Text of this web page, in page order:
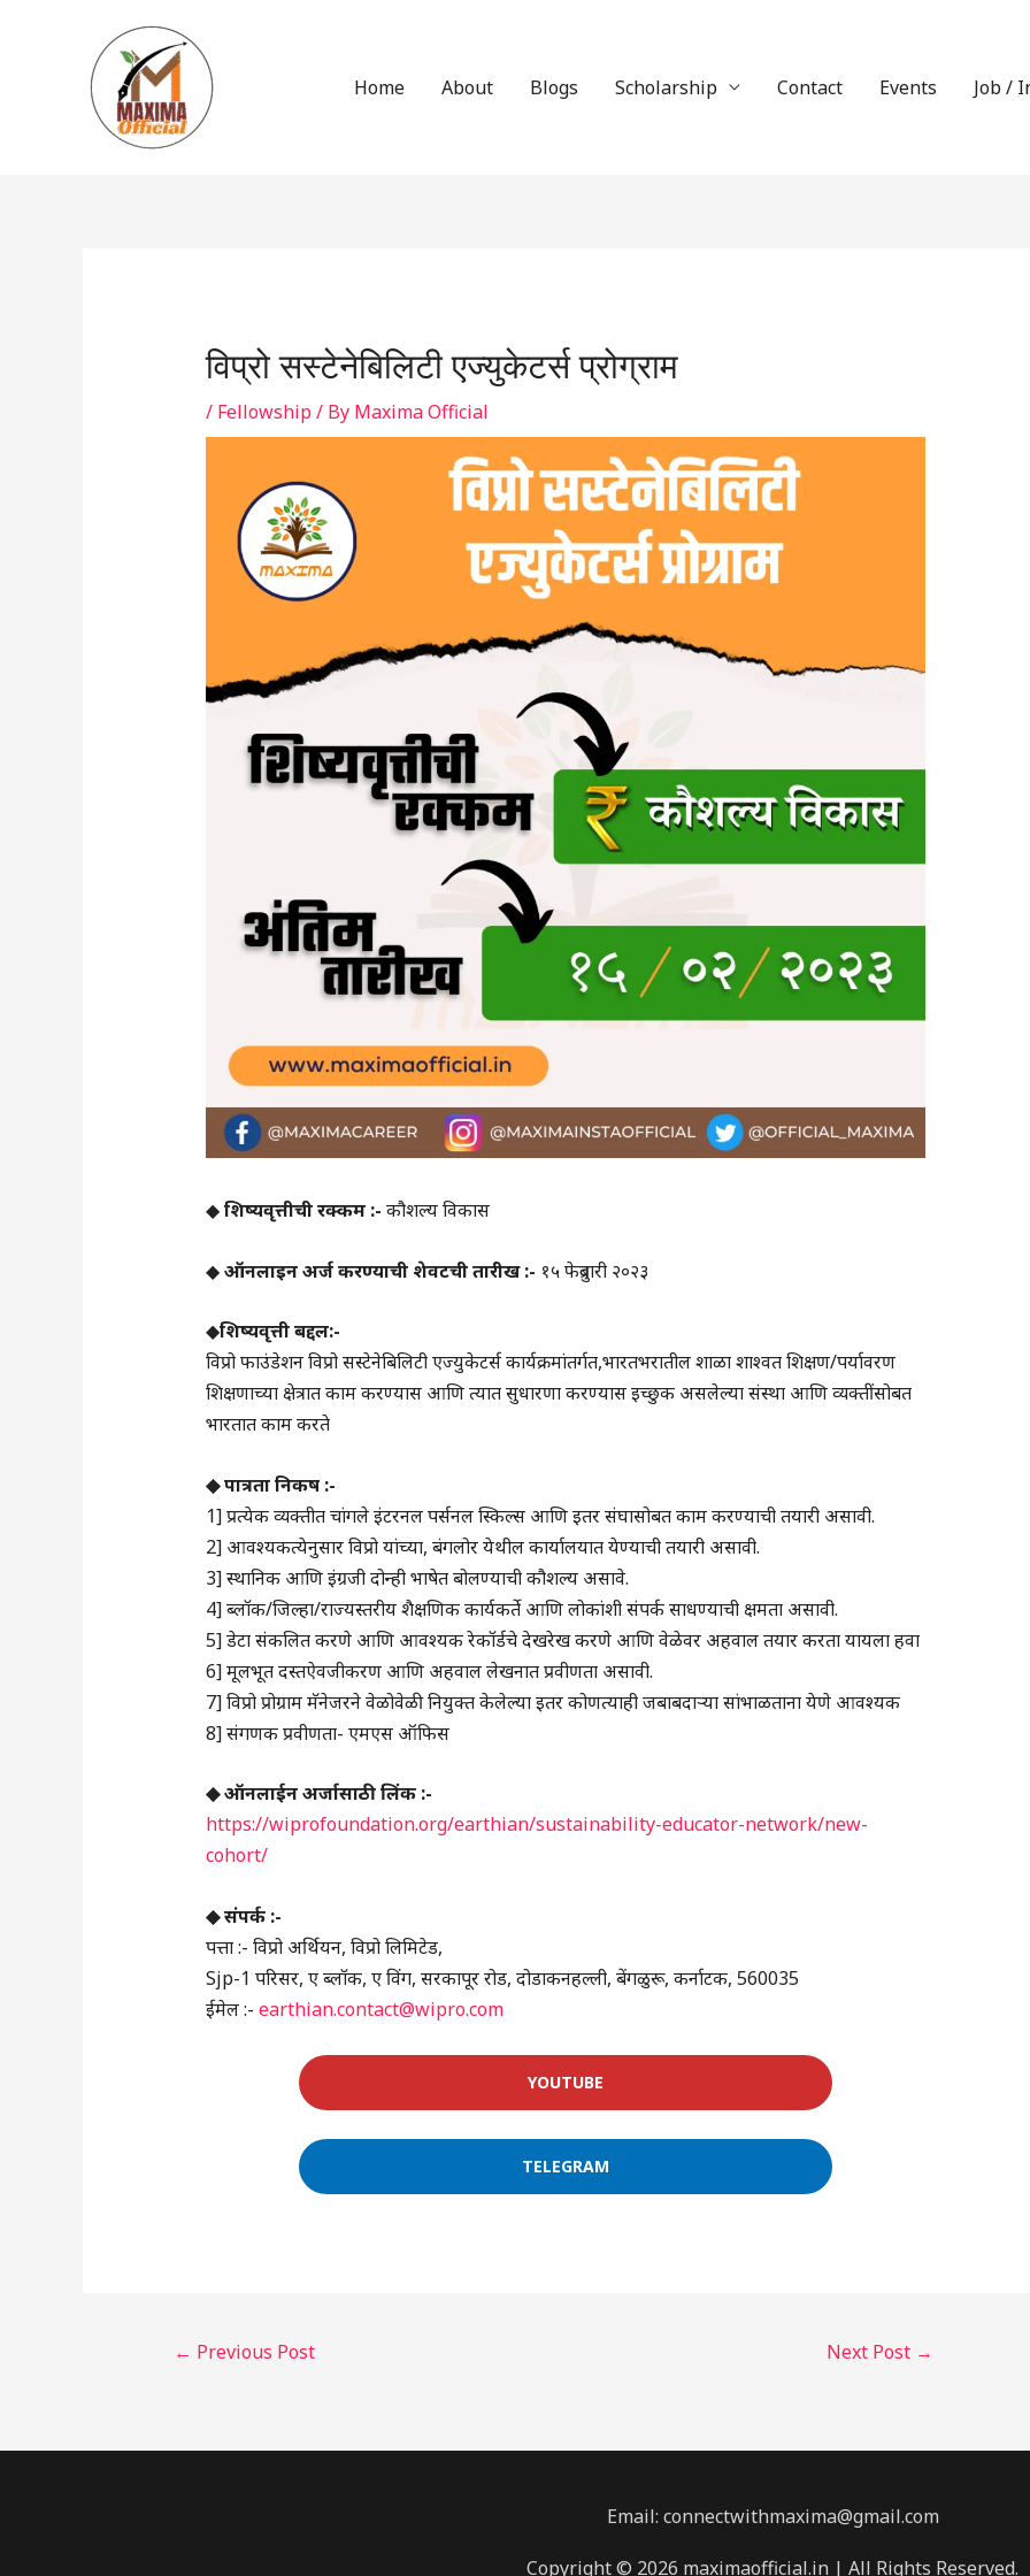
Home About Blogs Scholarship Contact Events Job /
विप्रो सस्टेनेबिलिटी एज्युकेटर्स प्रोग्राम
/ Fellowship/ By Maxima Official
◆शिष्यवृत्तीची रक्कम :- कौशल्य विकास
◆ऑनलाइन अर्ज करण्याची शेवटची तारीख :- १५ फेब्रुवारी २०२३
◆शिष्यवृत्ती बद्दल:-
विप्रो फाउंडेशन विप्रो सस्टेनेबिलिटी एज्युकेटर्स कार्यक्रमांतर्गत,भारतभरातील शाळा शाश्वत शिक्षण/पर्यावरण
शिक्षणाच्या क्षेत्रात काम करण्यास आणि त्यात सुधारणा करण्यास इच्छुक असलेल्या संस्था आणि व्यक्तींसोबत
भारतात काम करते
◆ पात्रता निकष :-
1] प्रत्येक व्यक्तीत चांगले इंटरनल पर्सनल स्किल्स आणि इतर संघासोबत काम करण्याची तयारी असावी.
2] आवश्यकत्येनुसार विप्रो यांच्या, बंगलोर येथील कार्यालयात येण्याची तयारी असावी.
3] स्थानिक आणि इंग्रजी दोन्ही भाषेत बोलण्याची कौशल्य असावे.
4] ब्लॉक/जिल्हा/राज्यस्तरीय शैक्षणिक कार्यकर्ते आणि लोकांशी संपर्क साधण्याची क्षमता असावी.
5] डेटा संकलित करणे आणि आवश्यक रेकॉर्डचे देखरेख करणे आणि वेळेवर अहवाल तयार करता यायला हवा
6] मूलभूत दस्तऐवजीकरण आणि अहवाल लेखनात प्रवीणता असावी.
7] विप्रो प्रोग्राम मॅनेजरने वेळोवेळी नियुक्त केलेल्या इतर कोणत्याही जबाबदाऱ्या सांभाळताना येणे आवश्यक
8] संगणक प्रवीणता- एमएस ऑफिस
◆ ऑनलाईन अर्जासाठी लिंक :-
https://wiprofoundation.org/earthian/sustainability-educator-network/new-
cohort/
◆ संपर्क :-
पत्ता :- विप्रो अर्थियन, विप्रो लिमिटेड,
Sjp-1 परिसर, ए ब्लॉक, ए विंग, सरकापूर रोड, दोडाकनहल्ली, बेंगळुरू, कर्नाटक, 560035
ईमेल :- earthian.contact@wipro.com
YOUTUBE
TELEGRAM
← Previous Post Next Post →
Email: connectwithmaxima@gmail.com
Copyright © 2026 maximaofficial.in | All Rights Reserved.